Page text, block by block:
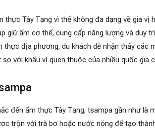
thực Tây Tạng vì thế không đa dạng về gia vị
giữ ấm cơ thể, cung cấp năng lượng và duy
thực địa phương, du khách dễ nhận thấy các
so với khẩu vị quen thuộc của nhiều quốc gia
đến ẩm thực Tây Tạng, tsampa gần như là
trộn với trà bơ hoặc nước nóng để tạo